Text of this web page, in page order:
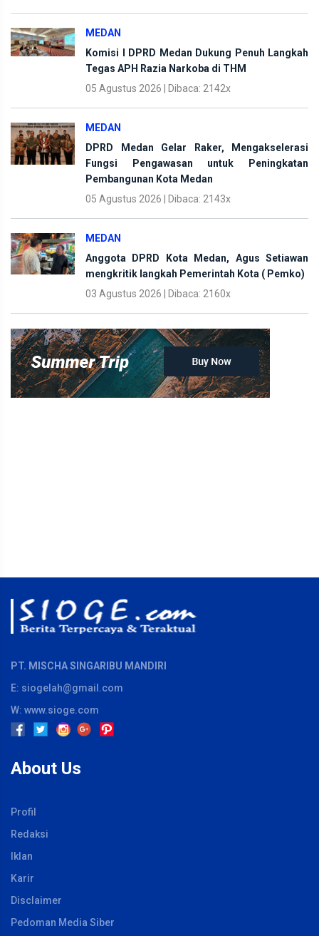
MEDAN
Komisi I DPRD Medan Dukung Penuh Langkah
Tegas APH Razia Narkoba di THM
05 Agustus 2026 | Dibaca: 2142x
MEDAN
DPRD Medan Gelar Raker, Mengakselerasi
Fungsi Pengawasan untuk Peningkatan
Pembangunan Kota Medan
05 Agustus 2026 | Dibaca: 2143x
MEDAN
Anggota DPRD Kota Medan, Agus Setiawan
mengkritik langkah Pemerintah Kota ( Pemko)
03 Agustus 2026 | Dibaca: 2160x
PT. MISCHA SINGARIBU MANDIRI
E: siogelah@gmail.com
W: www.sioge.com
About Us
Profil
Redaksi
Iklan
Karir
Disclaimer
Pedoman Media Siber